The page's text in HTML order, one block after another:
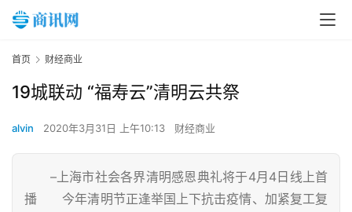
首页 财经商业
19城联动 “福寿云”清明云共祭
alvin 2020年3月31日 上午10:13 财经商业
–上海市社会各界清明感恩典礼将于4月4日线上首
播 今年清明节正逢举国上下抗击疫情、加紧复工复